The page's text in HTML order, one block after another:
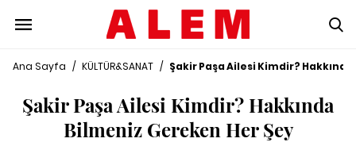
Ana Sayfa / KÜLTÜR&SANAT / Şakir Paşa Ailesi Kimdir?
Şakir Paşa Ailesi Kimdir? Hakkında
Bilmeniz Gereken Her Şey